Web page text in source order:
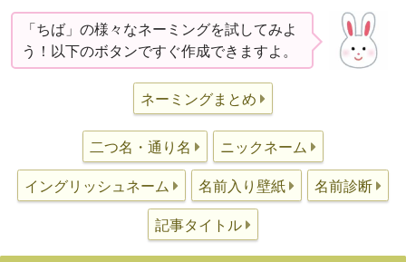
「ちば」の様々なネーミングを試してみよ
う！以下のボタンですぐ作成できますよ。
ネーミングまとめ
二つ名・通り名 ニックネーム
イングリッシュネーム 名前入り壁紙 名前診断
記事タイトル